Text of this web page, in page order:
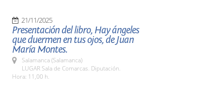
21/11/2025
Presentación del libro, Hay ángeles
que duermen en tus ojos, de Juan
María Montes.
Salamanca (Salamanca)
LUGAR Sala de Comarcas. Diputación.
Hora: 11,00 h.